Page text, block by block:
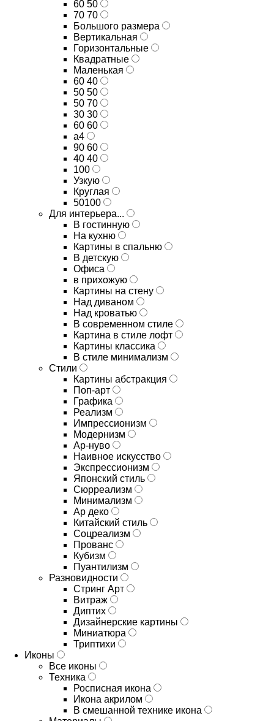
60 50
70 70
Большого размера
Вертикальная
Горизонтальные
Квадратные
Маленькая
60 40
50 50
50 70
30 30
60 60
а4
90 60
40 40
100
Узкую
Круглая
50100
Для интерьера...
В гостинную
На кухню
Картины в спальню
В детскую
Офиса
в прихожую
Картины на стену
Над диваном
Над кроватью
В современном стиле
Картина в стиле лофт
Картины классика
В стиле минимализм
Стили
Картины абстракция
Поп-арт
Графика
Реализм
Импрессионизм
Модернизм
Ар-нуво
Наивное искусство
Экспрессионизм
Японский стиль
Сюрреализм
Минимализм
Ар деко
Китайский стиль
Соцреализм
Прованс
Кубизм
Пуантилизм
Разновидности
Стринг Арт
Витраж
Диптих
Дизайнерские картины
Миниатюра
Триптихи
Иконы
Все иконы
Техника
Росписная икона
Икона акрилом
В смешанной технике икона